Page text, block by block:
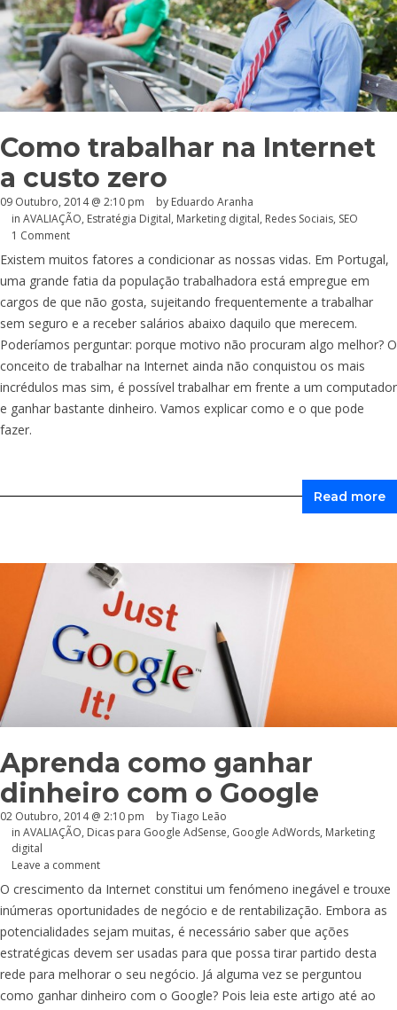
Como trabalhar na Internet
a custo zero
09 Outubro, 2014 @ 2:10 pm by Eduardo Aranha
in AVALIAÇÃO, Estratégia Digital, Marketing digital, Redes Sociais, SEO
1 Comment
Existem muitos fatores a condicionar as nossas vidas. Em Portugal,
uma grande fatia da população trabalhadora está empregue em
cargos de que não gosta, sujeitando frequentemente a trabalhar
sem seguro e a receber salários abaixo daquilo que merecem.
Poderíamos perguntar: porque motivo não procuram algo melhor? O
conceito de trabalhar na Internet ainda não conquistou os mais
incrédulos mas sim, é possível trabalhar em frente a um computador
e ganhar bastante dinheiro. Vamos explicar como e o que pode
fazer.
Read more
Aprenda como ganhar
dinheiro com o Google
02 Outubro, 2014 @ 2:10 pm
by Tiago Leão
in AVALIAÇÃO, Dicas para Google AdSense, Google AdWords, Marketing
digital
Leave a comment
O crescimento da Internet constitui um fenómeno inegável e trouxe
inúmeras oportunidades de negócio e de rentabilização. Embora as
potencialidades sejam muitas, é necessário saber que ações
estratégicas devem ser usadas para que possa tirar partido desta
rede para melhorar o seu negócio. Já alguma vez se perguntou
como ganhar dinheiro com o Google? Pois leia este artigo até ao